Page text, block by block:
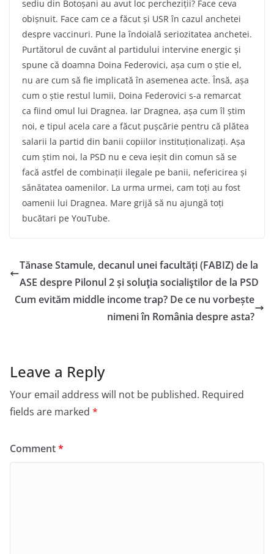
sediu din Botoșani au avut loc percheziții? Face ceva
obișnuit. Face cam ce a făcut și USR în cazul anchetei
despre vaccinuri. Pune la îndoială seriozitatea anchetei.
Purtătorul de cuvânt al partidului intervine energic și
spune că doamna Doina Federovici, așa cum o știe el,
nu are cum să fie implicată în asemenea acte. Însă, așa
cum o știe restul lumii, Doina Federovici s-a remarcat
ca fiind omul lui Dragnea. Iar Dragnea, așa cum îl știm
noi, e tipul acela care a făcut pușcărie pentru că plătea
salarii la partid din banii copiilor instituționalizați. Așa
cum știm noi, la PSD nu e ceva ieșit din comun să se
facă astfel de combinații ilegale pe banii, nefericirea și
sănătatea oamenilor. La urma urmei, cam toți au fost
oamenii lui Dragnea. Mare grijă să nu ajungă toți
bucătari pe YouTube.
Tănase Stamule, decanul unei facultăți (FABIZ) de la
ASE despre Pilonul 2 și soluţia socialiştilor de la PSD
Cum evităm middle income trap? De ce nu vorbește
nimeni în România despre asta?
Leave a Reply
Your email address will not be published. Required
fields are marked *
Comment*